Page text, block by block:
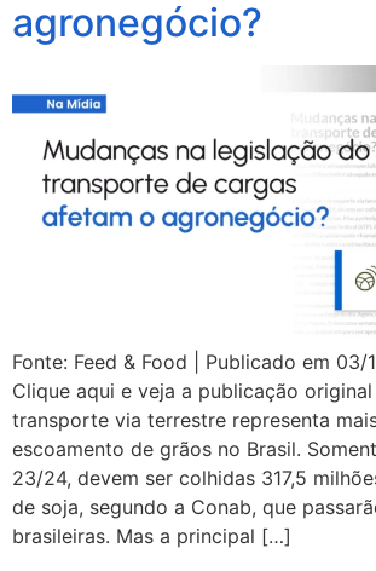
agronegócio?
Fonte: Feed & Food | Publicado em 03/
Clique aqui e veja a publicação
transporte via terrestre representa
escoamento de grãos no Brasil.
23/24, devem ser colhidas 317,5
de soja, segundo a Conab, que
brasileiras. Mas a principal […]